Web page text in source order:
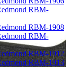
RBM-
RBM-1908
RBM-
RBM-1912
RBM-1913